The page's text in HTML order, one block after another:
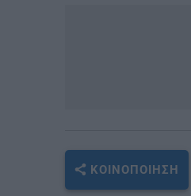
ΚΟΙΝΟΠΟΊΗΣΗ